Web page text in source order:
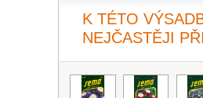
SCAEVOLA
OSTRUHATKA
VĚJÍŘOVKA
TAŘICE
POPENEC
ECHINACEA
K TÉTO
NEJČASTĚJI